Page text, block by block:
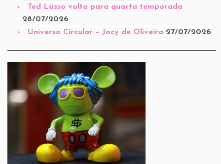
Ted Lasso volta para quarta temporada
28/07/2026
Universo Circular – Jocy de Oliveira 27/07/2026